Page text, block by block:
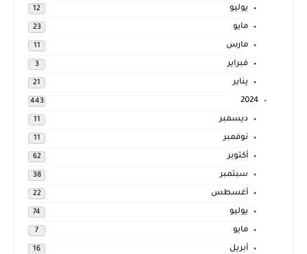
يوليو 12
مايو 23
مارس 11
فبراير 3
يناير 21
2024
443
ديسمبر 11
نوفمبر 11
أكتوبر 62
سبتمبر 38
أغسطس 22
يوليو 74
مايو 7
أبريل 16